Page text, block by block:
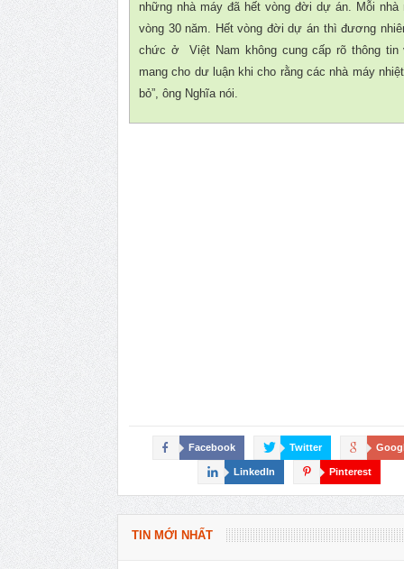
những nhà máy đã hết vòng đời dự án. Mỗi
vòng 30 năm. Hết vòng đời dự án thì đương
chức ở Việt Nam không cung cấp rõ thông tin
mang cho dư luận khi cho rằng các nhà máy
bỏ”, ông Nghĩa nói.
Facebook Twitter
LinkedIn Pinterest
TIN MỚI NHẤT